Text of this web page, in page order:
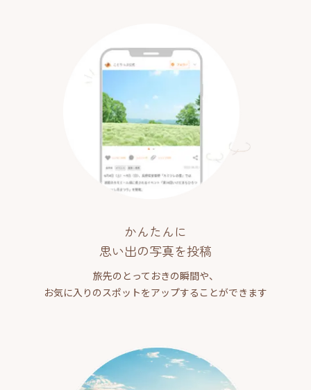
かんたんに
思い出の写真を投稿
旅先のとっておきの瞬間や、
お気に入りのスポットをアップすることができます